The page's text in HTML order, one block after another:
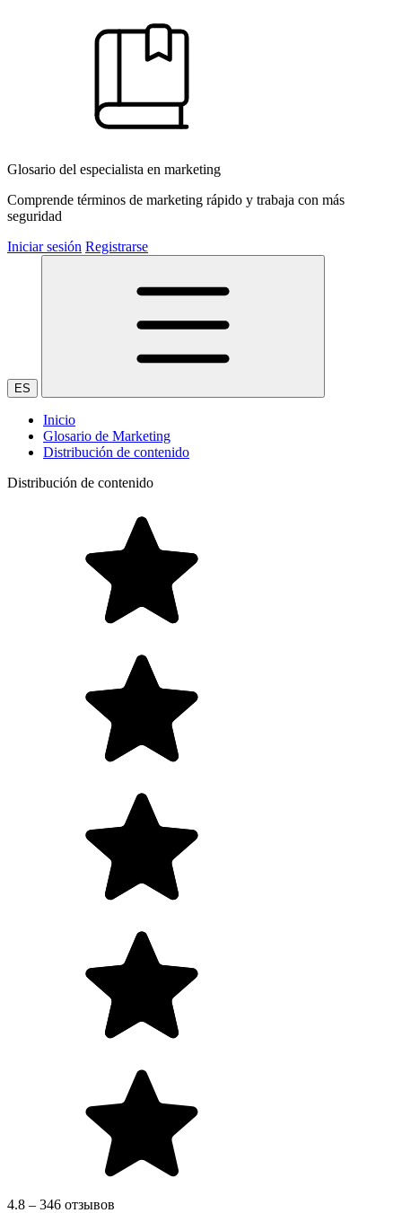
Glosario del especialista en marketing
Comprende términos de marketing rápido y trabaja con más
seguridad
Iniciar sesión Registrarse
ES
Inicio
Glosario de Marketing
Distribución de contenido
Distribución de contenido
4.8 – 346 отзывов